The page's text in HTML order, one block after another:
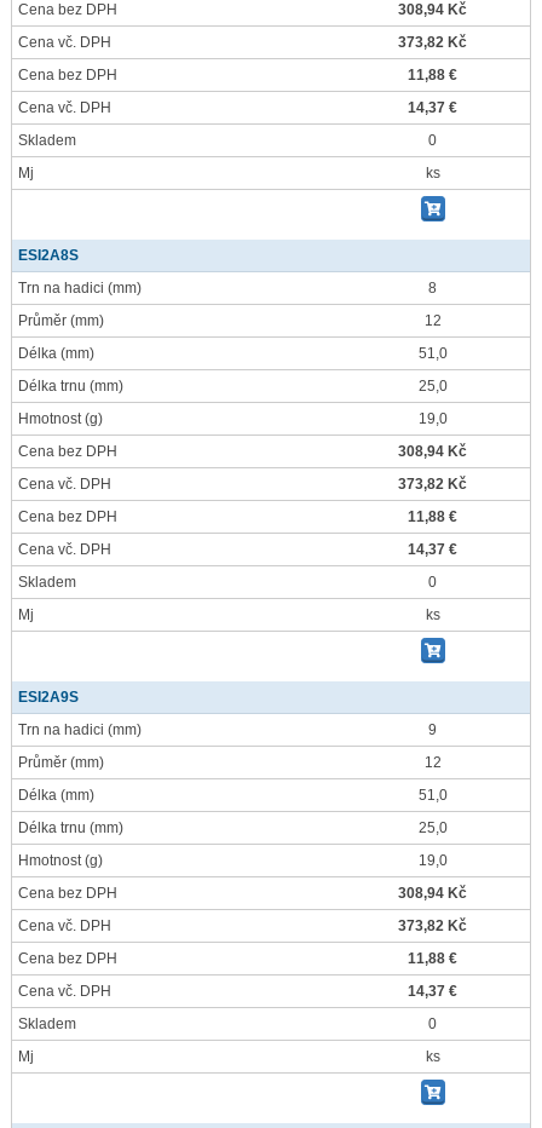
Cena bez DPH
308,94 Kč
Cena vč. DPH
373,82 Kč
Cena bez DPH
11,88 €
Cena vč. DPH
14,37 €
Skladem
0
Mj
ks
ESI2A8S
Trn na hadici (mm)
8
Průměr (mm)
12
Délka (mm)
51,0
Délka trnu (mm)
25,0
Hmotnost(g)
19,0
Cena bez DPH
308,94 Kč
Cena vč. DPH
373,82 Kč
Cena bez DPH
11,88 €
Cena vč. DPH
14,37 €
Skladem
0
Mj
ks
ESI2A9S
Trn na hadici (mm)
9
Průměr (mm)
12
Délka (mm)
51,0
Délka trnu (mm)
25,0
Hmotnost(g)
19,0
Cena bez DPH
308,94 Kč
Cena vč. DPH
373,82 Kč
Cena bez DPH
11,88 €
Cena vč. DPH
14,37 €
Skladem
0
Mj
ks